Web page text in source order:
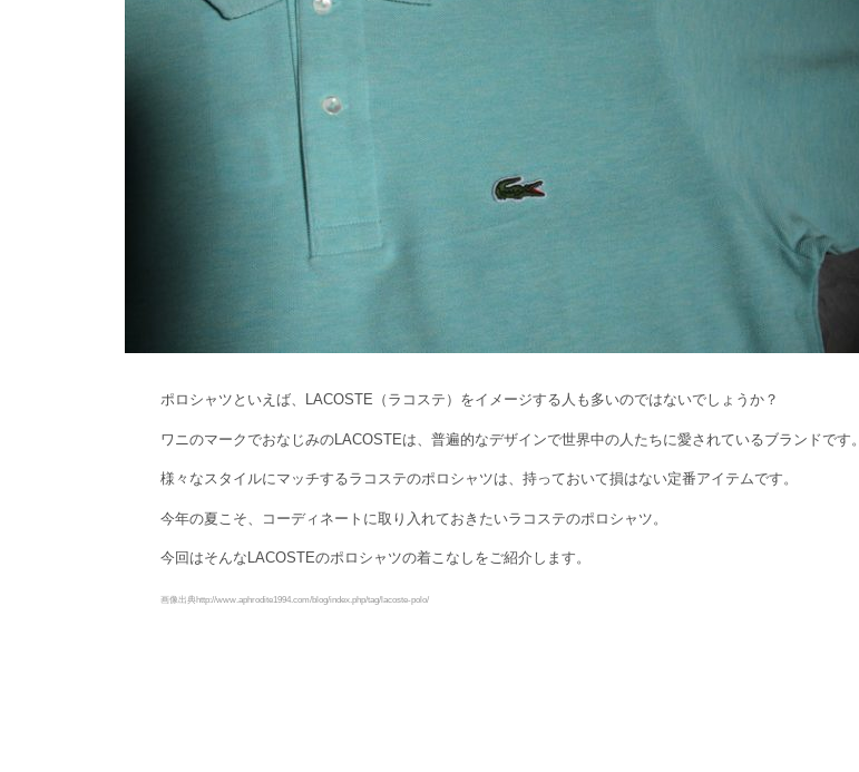
ポロシャツといえば、LACOSTE（ラコステ）をイメージする人も多いのではないでしょうか？
ワニのマークでおなじみのLACOSTEは、普遍的なデザインで世界中の人たちに愛されているブランドです。
様々なスタイルにマッチするラコステのポロシャツは、持っておいて損はない定番アイテムです。
今年の夏こそ、コーディネートに取り入れておきたいラコステのポロシャツ。
今回はそんなLACOSTEのポロシャツの着こなしをご紹介します。
画像出典http://www.aphrodite1994.com/blog/index.php/tag/lacoste-polo/